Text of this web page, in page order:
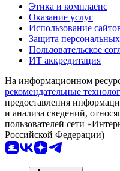
Этика и комплаенс
Оказание услуг
Использование
Защита
Пользовательское
ИТ аккредитация
На информационном
рекомендательные
предоставления
и анализа сведений,
пользователей сети
Российской Федерации)